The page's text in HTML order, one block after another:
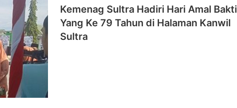
Kemenag Sultra Hadiri Hari Amal Bakti
Yang Ke 79 Tahun di Halaman Kanwil
Sultra